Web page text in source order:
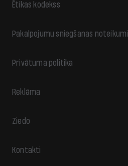
Ētikas kodekss
Pakalpojumu sniegšanas noteikumi
Privātuma politika
Reklāma
Ziedo
Kontakti